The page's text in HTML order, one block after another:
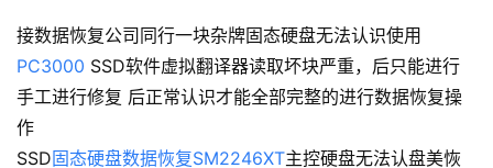
接数据恢复公司同行一块杂牌固态硬盘无法认识使用
PC3000 SSD软件虚拟翻译器读取坏块严重，后只能进行
手工进行修复 后正常认识才能全部完整的进行数据恢复操
作
SSD固态硬盘数据恢复SM2246XT主控硬盘无法认盘美恢